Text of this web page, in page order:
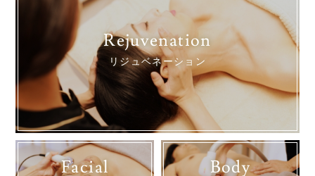
Rejuvenation
リジュベネーション
Facial Body